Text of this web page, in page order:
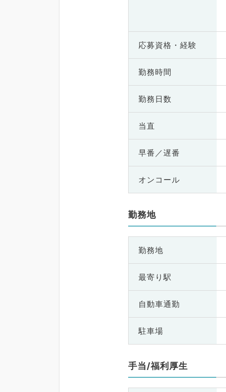
応募資格・ 経験
勤務時間
勤務日数
当直
早番／遅番
オンコール
勤務地
勤務地
最寄り駅
自動車通勤
駐車場
手当/福利厚生